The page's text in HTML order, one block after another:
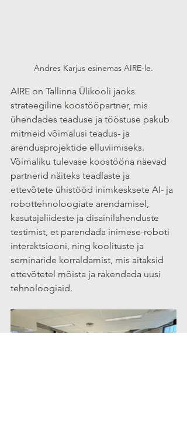
Andres Karjus esinemas AIRE-le.
AIRE on Tallinna Ülikooli jaoks
strateegiline koostööpartner, mis
ühendades teaduse ja tööstuse pakub
mitmeid võimalusi teadus- ja
arendusprojektide elluviimiseks.
Võimaliku tulevase koostööna näevad
partnerid näiteks teadlaste ja
ettevõtete ühistööd inimkesksete AI- ja
robottehnoloogiate arendamisel,
kasutajaliideste ja disainilahenduste
testimist, et parendada inimese-roboti
interaktsiooni, ning koolituste ja
seminaride korraldamist, mis aitaksid
ettevõtetel mõista ja rakendada uusi
tehnoloogiaid.